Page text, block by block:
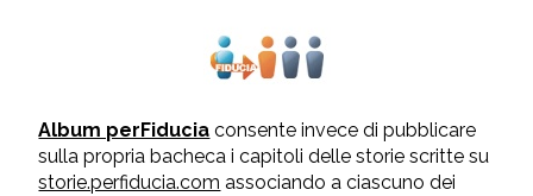
Album perFiducia consente invece di pubblicare
sulla propria bacheca i capitoli delle storie scritte su
storie.perfiducia.com associando a ciascuno dei